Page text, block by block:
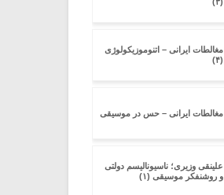
مغالطات ایرانی – اتنوموزیکولوژی
(۴)
مغالطات ایرانی – حس در موسیقی
علینقی وزیری؛ ناسیونالیسم دولتی
و روشنفکر موسیقی (۱)